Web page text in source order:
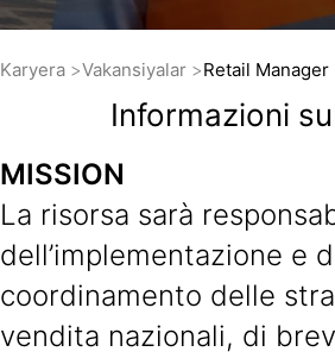
Karyera Vakansiyalar Retail Manager
Informazioni
MISSION
La risorsa sarà
dell’implementazione e
coordinamento delle
vendita nazionali, di